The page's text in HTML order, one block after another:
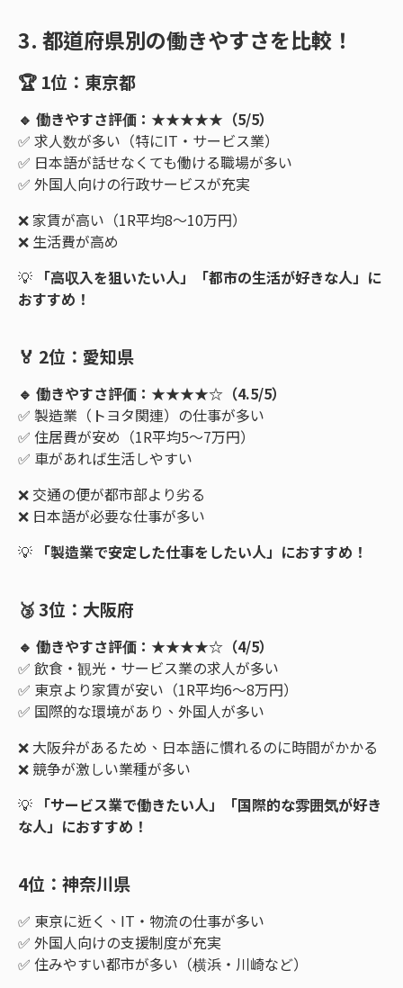
3. 都道府県別の働きやすさを比較！
🏆 1位：東京都
🔹 働きやすさ評価：★★★★★（5/5）
✅ 求人数が多い（特にIT・サービス業）
✅ 日本語が話せなくても働ける職場が多い
✅ 外国人向けの行政サービスが充実
❌ 家賃が高い（1R平均8～10万円）
❌ 生活費が高め
💡 「高収入を狙いたい人」「都市の生活が好きな人」に
おすすめ！
🏅 2位：愛知県
🔹 働きやすさ評価：★★★★☆（4.5/5）
✅ 製造業（トヨタ関連）の仕事が多い
✅ 住居費が安め（1R平均5～7万円）
✅ 車があれば生活しやすい
❌ 交通の便が都市部より劣る
❌ 日本語が必要な仕事が多い
💡 「製造業で安定した仕事をしたい人」におすすめ！
🥉 3位：大阪府
🔹 働きやすさ評価：★★★★☆（4/5）
✅ 飲食・観光・サービス業の求人が多い
✅ 東京より家賃が安い（1R平均6～8万円）
✅ 国際的な環境があり、外国人が多い
❌ 大阪弁があるため、日本語に慣れるのに時間がかかる
❌ 競争が激しい業種が多い
💡 「サービス業で働きたい人」「国際的な雰囲気が好き
な人」におすすめ！
4位：神奈川県
✅ 東京に近く、IT・物流の仕事が多い
✅ 外国人向けの支援制度が充実
✅ 住みやすい都市が多い（横浜・川崎など）